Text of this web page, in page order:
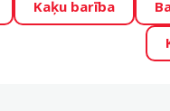
mēnesi Dino Zoo
“GADA
Kaķu barība